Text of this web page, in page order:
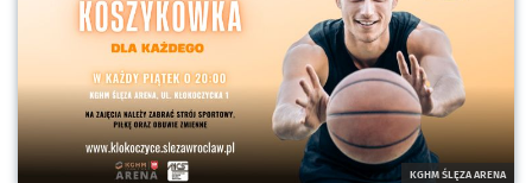
KGHM ŚLĘZA ARENA